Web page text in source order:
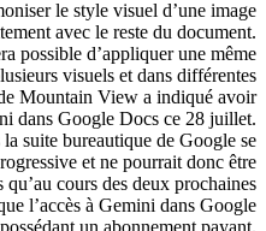
le style visuel d’une image
avec le reste du document.
possible d’appliquer une même
visuels et dans différentes
Mountain View a indiqué avoir
dans Google Docs ce 28 juillet.
suite bureautique de Google se
et ne pourrait donc être
cours des deux prochaines
l’accès à Gemini dans Google
un abonnement payant.